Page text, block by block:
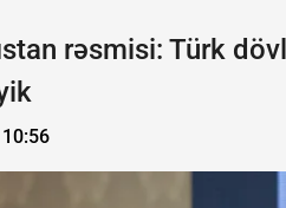
rəsmisi: Türk